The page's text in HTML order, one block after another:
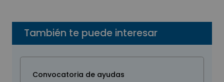
También te puede interesar
Convocatoria de ayudas